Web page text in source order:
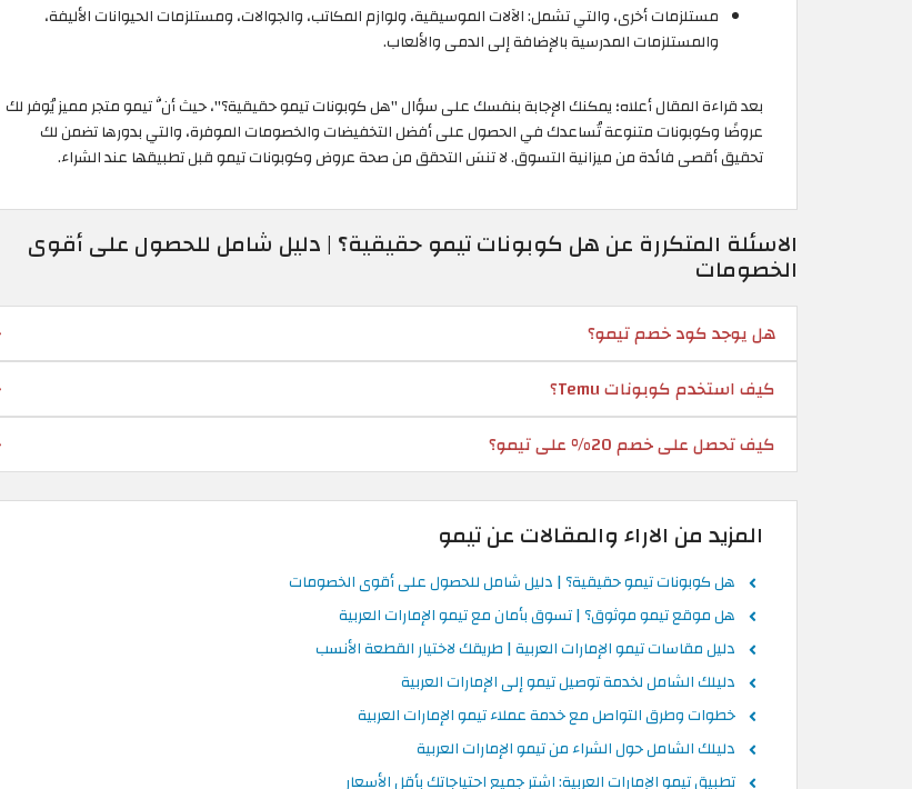
مستلزمات أخرى، والتي تشمل: الآلات الموسيقية، ولوازم المكاتب، والجوالات، ومستلزمات الحيوانات الأليفة،
والمستلزمات المدرسية بالإضافة إلى الدمى والألعاب.
بعد قراءة المقال أعلاه؛ يمكنك الإجابة بنفسك على سؤال "هل كوبونات تيمو حقيقية؟"، حيث أنَّ تيمو متجر مميز يُوفر لك
عروضًا وكوبونات متنوعة تُساعدك في الحصول على أفضل التخفيضات والخصومات الموفرة، والتي بدورها تضمن لك
تحقيق أقصى فائدة من ميزانية التسوق. لا تنسَ التحقق من صحة عروض وكوبونات تيمو قبل تطبيقها عند الشراء.
الاسئلة المتكررة عن هل كوبونات تيمو حقيقية؟ | دليل شامل للحصول على أقوى
الخصومات
هل يوجد كود خصم تيمو؟
كيف استخدم كوبونات Temu؟
كيف تحصل على خصم 20% على تيمو؟
المزيد من الاراء والمقالات عن تيمو
هل كوبونات تيمو حقيقية؟ | دليل شامل للحصول على أقوى الخصومات
هل موقع تيمو موثوق؟ | تسوق بأمان مع تيمو الإمارات العربية
دليل مقاسات تيمو الإمارات العربية | طريقك لاختيار القطعة الأنسب
دليلك الشامل لخدمة توصيل تيمو إلى الإمارات العربية
خطوات وطرق التواصل مع خدمة عملاء تيمو الإمارات العربية
دليلك الشامل حول الشراء من تيمو الإمارات العربية
تطبيق تيمو الإمارات العربية: اشترِ جميع احتياجاتك بأقل الأسعار